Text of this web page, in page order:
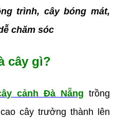
trình, cây bóng mát,
chăm sóc
cây gì?
cảnh Đà Nẵng trồng
cây trưởng thành lên